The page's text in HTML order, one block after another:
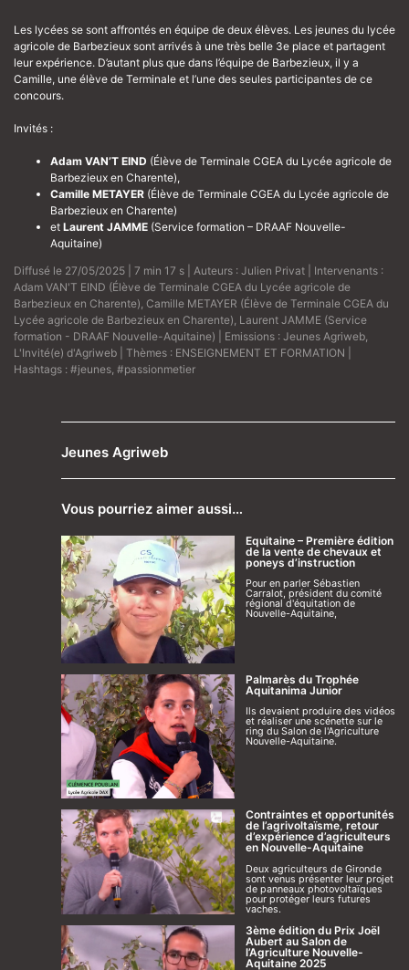
Les lycées se sont affrontés en équipe de deux élèves. Les jeunes du lycée
agricole de Barbezieux sont arrivés à une très belle 3e place et partagent
leur expérience. D’autant plus que dans l’équipe de Barbezieux, il y a
Camille, une élève de Terminale et l’une des seules participantes de ce
concours.
Invités :
Adam VAN’T EIND (Élève de Terminale CGEA du Lycée agricole de
Barbezieux en Charente),
Camille METAYER (Élève de Terminale CGEA du Lycée agricole de
Barbezieux en Charente)
et Laurent JAMME (Service formation – DRAAF Nouvelle-
Aquitaine)
Diffusé le 27/05/2025 | 7 min 17 s | Auteurs : Julien Privat | Intervenants :
Adam VAN'T EIND (Élève de Terminale CGEA du Lycée agricole de
Barbezieux en Charente) Camille METAYER (Élève de Terminale CGEA du
Lycée agricole de Barbezieux en Charente) Laurent JAMME (Service
formation - DRAAF Nouvelle-Aquitaine) | Emissions : Jeunes Agriweb
L'Invité(e) d'Agriweb | Thèmes : ENSEIGNEMENT ET FORMATION
Hashtags : #jeunes #passionmetier
Jeunes Agriweb
Vous pourriez aimer aussi…
Equitaine – Première édition
de la vente de chevaux et
poneys d’instruction
Pour en parler Sébastien
Carralot, président du comité
régional d'équitation de
Nouvelle-Aquitaine,
Palmarès du Trophée
Aquitanima Junior
Ils devaient produire des vidéos
et réaliser une scénette sur le
ring du Salon de l'Agriculture
Nouvelle-Aquitaine.
Contraintes et opportunités
de l’agrivoltaïsme, retour
d’expérience d’agriculteurs
en Nouvelle-Aquitaine
Deux agriculteurs de Gironde
sont venus présenter leur projet
de panneaux photovoltaïques
pour protéger leurs futures
vaches.
3ème édition du Prix Joël
Aubert au Salon de
l’Agriculture Nouvelle-
Aquitaine 2025